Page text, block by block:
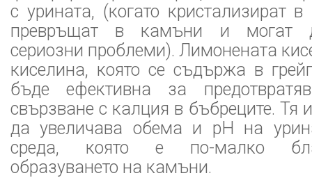
с урината, (когато кристализират в
превръщат в камъни и могат
сериозни проблеми). Лимонената
киселина, която се съдържа в
бъде ефективна за
свързване с калция в бъбреците. Тя
да увеличава обема и рН на
среда, която е по-малко
образуването на камъни.